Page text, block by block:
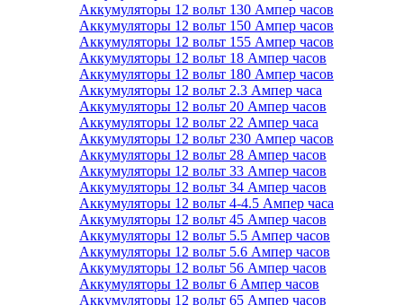
Аккумуляторы 12 вольт 130 Ампер часов
Аккумуляторы 12 вольт 150 Ампер часов
Аккумуляторы 12 вольт 155 Ампер часов
Аккумуляторы 12 вольт 18 Ампер часов
Аккумуляторы 12 вольт 180 Ампер часов
Аккумуляторы 12 вольт 2.3 Ампер часа
Аккумуляторы 12 вольт 20 Ампер часов
Аккумуляторы 12 вольт 22 Ампер часа
Аккумуляторы 12 вольт 230 Ампер часов
Аккумуляторы 12 вольт 28 Ампер часов
Аккумуляторы 12 вольт 33 Ампер часов
Аккумуляторы 12 вольт 34 Ампер часов
Аккумуляторы 12 вольт 4-4.5 Ампер часа
Аккумуляторы 12 вольт 45 Ампер часов
Аккумуляторы 12 вольт 5.5 Ампер часов
Аккумуляторы 12 вольт 5.6 Ампер часов
Аккумуляторы 12 вольт 56 Ампер часов
Аккумуляторы 12 вольт 6 Ампер часов
Аккумуляторы 12 вольт 65 Ампер часов